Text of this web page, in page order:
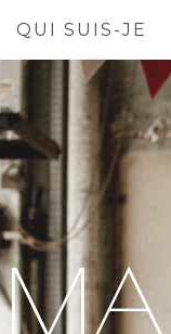
QUI SUIS-JE